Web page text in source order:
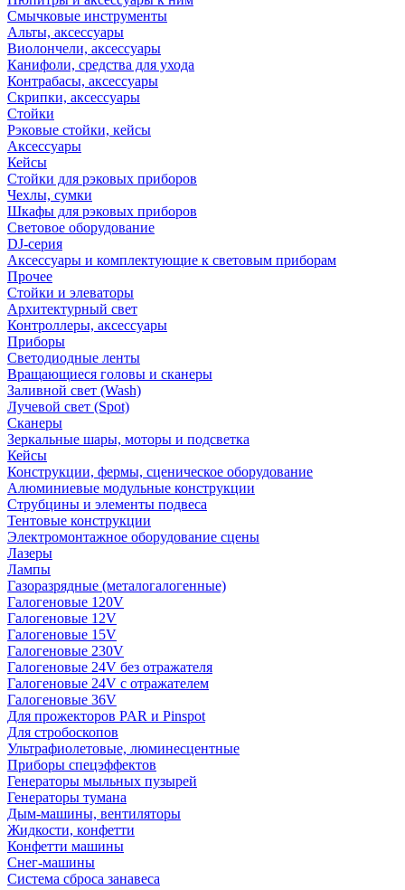
Смычковые инструменты
Альты, аксессуары
Виолончели, аксессуары
Канифоли, средства для ухода
Контрабасы, аксессуары
Скрипки, аксессуары
Стойки
Рэковые стойки, кейсы
Аксессуары
Кейсы
Стойки для рэковых приборов
Чехлы, сумки
Шкафы для рэковых приборов
Световое оборудование
DJ-серия
Аксессуары и комплектующие к световым приборам
Прочее
Стойки и элеваторы
Архитектурный свет
Контроллеры, аксессуары
Приборы
Светодиодные ленты
Вращающиеся головы и сканеры
Заливной свет (Wash)
Лучевой свет (Spot)
Сканеры
Зеркальные шары, моторы и подсветка
Кейсы
Конструкции, фермы, сценическое оборудование
Алюминиевые модульные конструкции
Струбцины и элементы подвеса
Тентовые конструкции
Электромонтажное оборудование сцены
Лазеры
Лампы
Газоразрядные (металогалогенные)
Галогеновые 120V
Галогеновые 12V
Галогеновые 15V
Галогеновые 230V
Галогеновые 24V без отражателя
Галогеновые 24V с отражателем
Галогеновые 36V
Для прожекторов PAR и Pinspot
Для стробоскопов
Ультрафиолетовые, люминесцентные
Приборы спецэффектов
Генераторы мыльных пузырей
Генераторы тумана
Дым-машины, вентиляторы
Жидкости, конфетти
Конфетти машины
Снег-машины
Система сброса занавеса